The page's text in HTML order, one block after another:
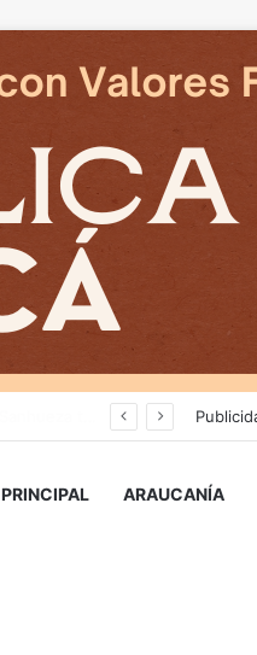
PRINCIPAL ARAUCANÍA